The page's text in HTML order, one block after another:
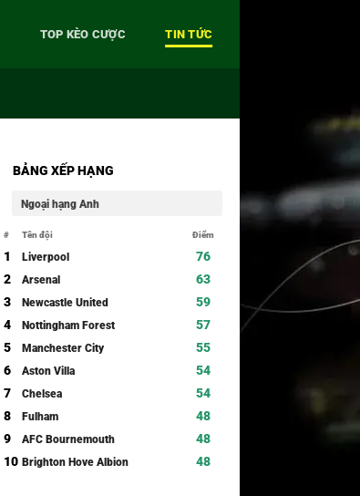
TOP KÈO CƯỢC TIN TỨC
BẢNG XẾP HẠNG
Ngoại hạng Anh
# Tên đội Điểm
1 Liverpool
76
2
Arsenal
63
3
Newcastle United
59
4
Nottingham Forest
57
5
Manchester City
55
6
Aston Villa
54
7
Chelsea
54
8
Fulham
48
9
AFC Bournemouth
48
10 Brighton Hove Albion 48